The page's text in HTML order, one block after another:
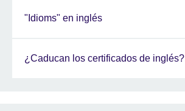
"Idioms" en inglés
¿Caducan los certificados de inglés?